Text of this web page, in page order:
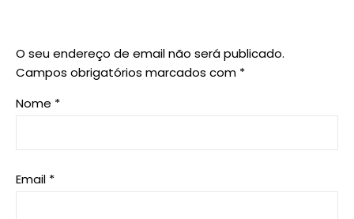
O seu endereço de email não será publicado.
Campos obrigatórios marcados com *
Nome *
Email *